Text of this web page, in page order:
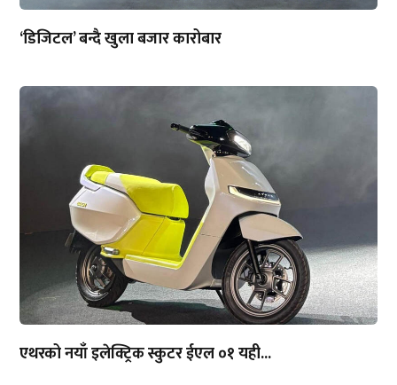
‘डिजिटल’ बन्दै खुला बजार कारोबार
एथरको नयाँ इलेक्ट्रिक स्कुटर ईएल ०१ यही...